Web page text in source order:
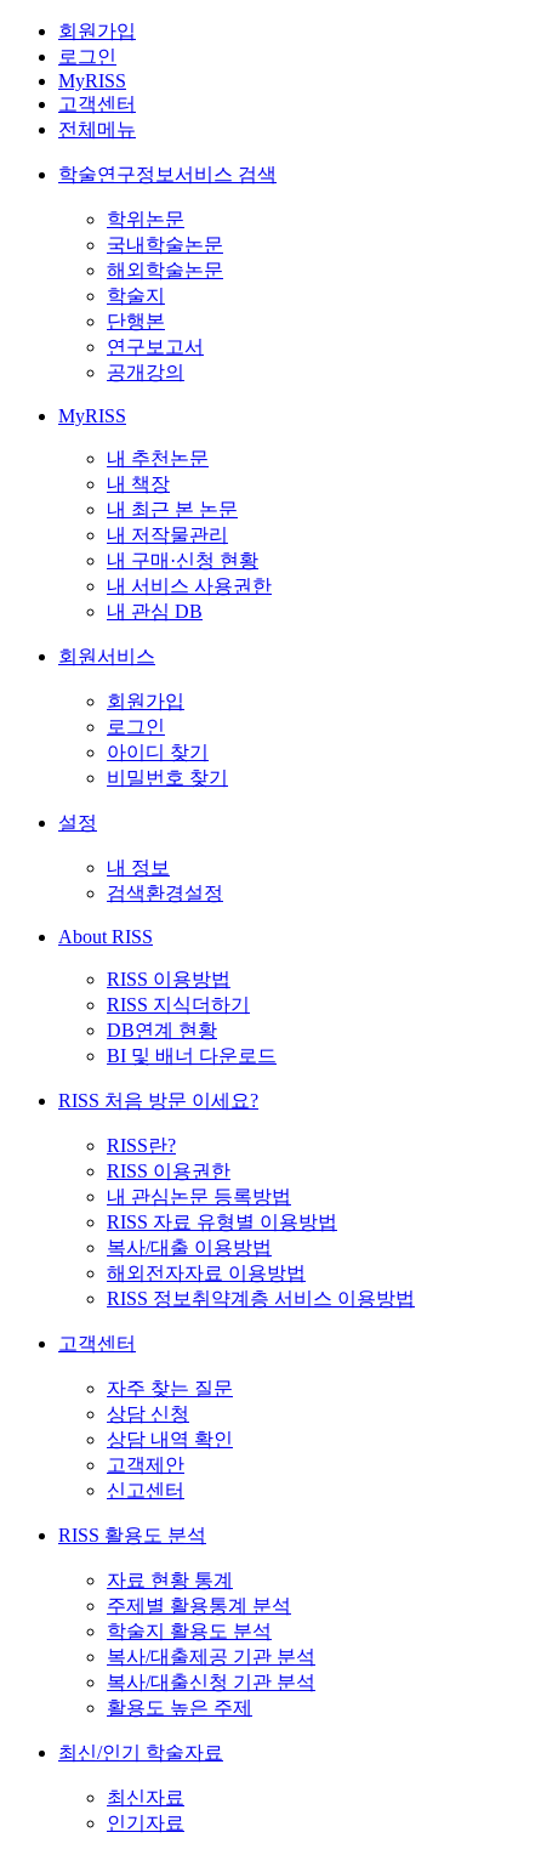
회원가입
로그인
MyRISS
고객센터
전체메뉴
학술연구정보서비스 검색
학위논문
국내학술논문
해외학술논문
학술지
단행본
연구보고서
공개강의
MyRISS
내 추천논문
내 책장
내 최근 본 논문
내 저작물관리
내 구매·신청 현황
내 서비스 사용권한
내 관심 DB
회원서비스
회원가입
로그인
아이디 찾기
비밀번호 찾기
설정
내 정보
검색환경설정
About RISS
RISS 이용방법
RISS 지식더하기
DB연계 현황
BI 및 배너 다운로드
RISS 처음 방문 이세요?
RISS란?
RISS 이용권한
내 관심논문 등록방법
RISS 자료 유형별 이용방법
복사/대출 이용방법
해외전자자료 이용방법
RISS 정보취약계층 서비스 이용방법
고객센터
자주 찾는 질문
상담 신청
상담 내역 확인
고객제안
신고센터
RISS 활용도 분석
자료 현황 통계
주제별 활용통계 분석
학술지 활용도 분석
복사/대출제공 기관 분석
복사/대출신청 기관 분석
활용도 높은 주제
최신/인기 학술자료
최신자료
인기자료